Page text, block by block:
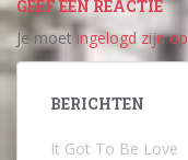
GEEF EEN REACTIE
Je moetingelogd zijn op
BERICHTEN
It Got To Be Love